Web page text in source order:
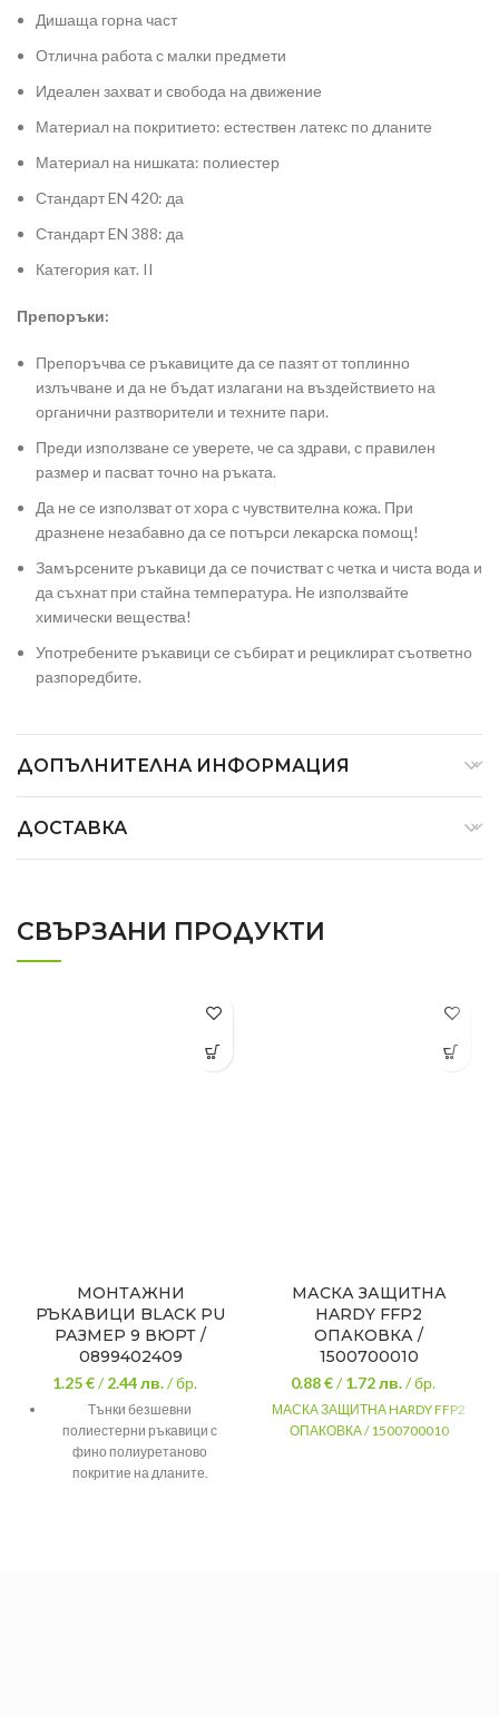
Дишаща горна част
Отлична работа с малки предмети
Идеален захват и свобода на движение
Материал на покритието: естествен латекс по дланите
Материал на нишката: полиестер
Стандарт EN 420: да
Стандарт EN 388: да
Категория кат. II
Препоръки:
Препоръчва се ръкавиците да се пазят от топлинно
излъчване и да не бъдат излагани на въздействието на
органични разтворители и техните пари.
Преди използване се уверете, че са здрави, с правилен
размер и пасват точно на ръката.
Да не се използват от хора с чувствителна кожа. При
дразнене незабавно да се потърси лекарска помощ!
Замърсените ръкавици да се почистват с четка и чиста вода и
да съхнат при стайна температура. Не използвайте
химически вещества!
Употребените ръкавици се събират и рециклират съответно
разпоредбите.
ДОПЪЛНИТЕЛНА ИНФОРМАЦИЯ
ДОСТАВКА
СВЪРЗАНИ ПРОДУКТИ
МОНТАЖНИ
РЪКАВИЦИ BLACK PU
РАЗМЕР 9 ВЮРТ /
0899402409
1.25 €/2.44лв./ бр.
Тънки безшевни
полиестерни ръкавици с
фино полиуретаново
покритие на дланите.
МАСКА ЗАЩИТНА
HARDY FFP2
ОПАКОВКА /
1500700010
0.88 €/1.72лв./ бр.
МАСКА ЗАЩИТНА HARDY FFP2
ОПАКОВКА / 1500700010